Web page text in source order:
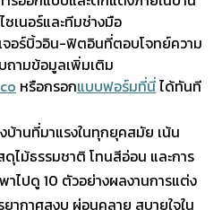
เนอร์และทีมช่างมือ
จอร์บิ้วอิน-ฟิตอินที่ตอบโจทย์ความ
ามข้อมูลเพิ่มเติม
หรือกรอกแบบฟอร์มที่นี่ได้ทันที
านที่มาแรงในทุกยุคสมัย เน้น
ไม้ธรรมชาติ โทนสีอ่อน และการ
าไปดู 10 ตัวอย่างผลงานการแต่ง
ากาศสงบ ผ่อนคลาย สบายใจใน